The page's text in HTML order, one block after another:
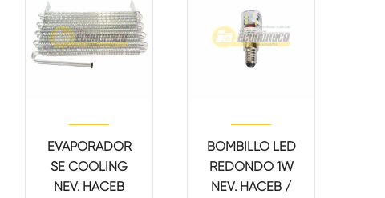
EVAPORADOR
SE COOLING
NEV. HACEB
BOMBILLO LED
REDONDO 1W
NEV. HACEB /